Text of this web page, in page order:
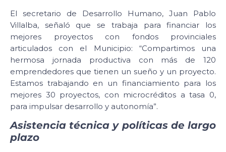
El secretario de Desarrollo Humano, Juan Pablo
Villalba, señaló que se trabaja para financiar los
mejores proyectos con fondos provinciales
articulados con el Municipio: “Compartimos una
hermosa jornada productiva con más de 120
emprendedores que tienen un sueño y un proyecto.
Estamos trabajando en un financiamiento para los
mejores 30 proyectos, con microcréditos a tasa 0,
para impulsar desarrollo y autonomía”.
Asistencia técnica y políticas de largo
plazo